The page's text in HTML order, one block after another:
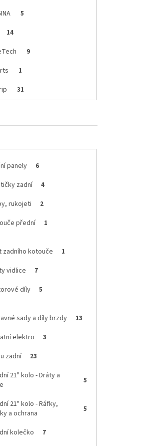
5
14
9
1
31
panely 6
zadní 4
rukojeti 2
přední 1
zadního kotouče 1
vidlice 7
díly 5
sady a díly brzdy 13
elektro 3
zadní 23
21" kolo - Dráty a
5
21" kolo - Ráfky,
a ochrana
5
kolečko 7